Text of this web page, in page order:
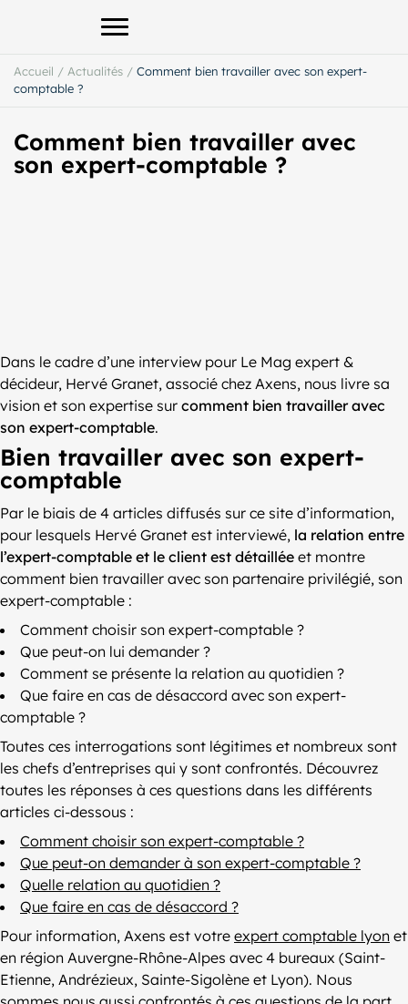
Afficher le menu principal
Accueil / Actualités / Comment bien travailler avec son expert-
comptable ?
Comment bien travailler avec
son expert-comptable ?
Dans le cadre d’une interview pour Le Mag expert &
décideur, Hervé Granet, associé chez Axens, nous livre sa
vision et son expertise sur comment bien travailler avec
son expert-comptable.
Bien travailler avec son expert-
comptable
Par le biais de 4 articles diffusés sur ce site d’information,
pour lesquels Hervé Granet est interviewé, la relation entre
l’expert-comptable et le client est détaillée et montre
comment bien travailler avec son partenaire privilégié, son
expert-comptable :
Comment choisir son expert-comptable ?
Que peut-on lui demander ?
Comment se présente la relation au quotidien ?
Que faire en cas de désaccord avec son expert-
comptable ?
Toutes ces interrogations sont légitimes et nombreux sont
les chefs d’entreprises qui y sont confrontés. Découvrez
toutes les réponses à ces questions dans les différents
articles ci-dessous :
Comment choisir son expert-comptable ?
Que peut-on demander à son expert-comptable ?
Quelle relation au quotidien ?
Que faire en cas de désaccord ?
Pour information, Axens est votre expert comptable lyon et
en région Auvergne-Rhône-Alpes avec 4 bureaux (Saint-
Etienne, Andrézieux, Sainte-Sigolène et Lyon). Nous